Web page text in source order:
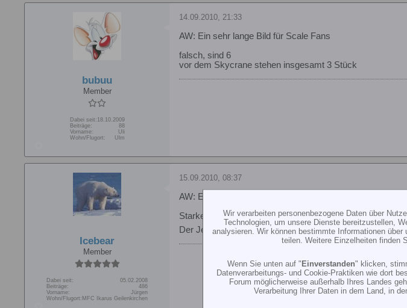
bubuu
Member
Dabei seit: 18.10.2009
Beiträge:
88
Vorname:
Uli
Wohn/Flugort:
Ulm
14.09.2010, 21:33
AW: Ein sehr lange Bild für Scale Fans
falsch, sind 6
vor dem Skycrane stehen insgesamt 3 Stück
Icebear
Member
Dabei seit:
05.02.2008
Beiträge:
486
Vorname:
Jürgen
Wohn/Flugort: MFC Ikarus Geilenkirchen
15.09.2010, 08:37
AW: Ein sehr lange Bild für Scale Fans
Starkes Bild! Auf dem Treffen wäre ich gerne gewesen.
Der Jet Ranger ist aber ein ganz schöner Trümmer
Wir verarbeiten personenbezogene Daten über
Technologien, um unsere Dienste bereitzustellen,
analysieren. Wir können bestimmte Informationen
teilen. Weitere Einzelheiten finden
Wenn Sie unten auf "Einverstanden" klicken,
Datenverarbeitungs- und Cookie-Praktiken wie dort
Forum möglicherweise außerhalb Ihres Landes
Verarbeitung Ihrer Daten in dem Land, in